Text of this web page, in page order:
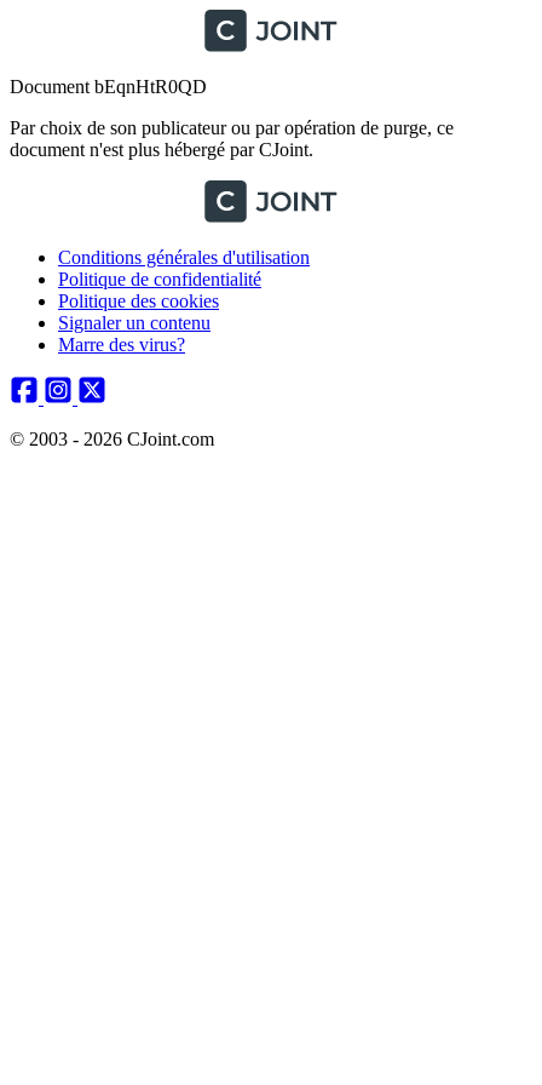
Document bEqnHtR0QD
Par choix de son publicateur ou par opération de purge, ce
document n'est plus hébergé par CJoint.
Conditions générales d'utilisation
Politique de confidentialité
Politique des cookies
Signaler un contenu
Marre des virus?
© 2003 - 2026 CJoint.com